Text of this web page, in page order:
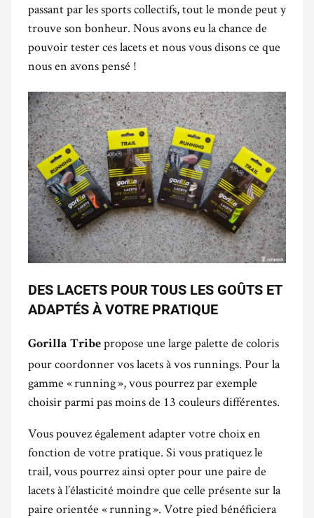
passant par les sports collectifs, tout le monde peut y
trouve son bonheur. Nous avons eu la chance de
pouvoir tester ces lacets et nous vous disons ce que
nous en avons pensé !
DES LACETS POUR TOUS LES GOÛTS ET
ADAPTÉS À VOTRE PRATIQUE
Gorilla Tribe propose une large palette de coloris
pour coordonner vos lacets à vos runnings. Pour la
gamme « running », vous pourrez par exemple
choisir parmi pas moins de 13 couleurs différentes.
Vous pouvez également adapter votre choix en
fonction de votre pratique. Si vous pratiquez le
trail, vous pourrez ainsi opter pour une paire de
lacets à l’élasticité moindre que celle présente sur la
paire orientée « running ». Votre pied bénéficiera